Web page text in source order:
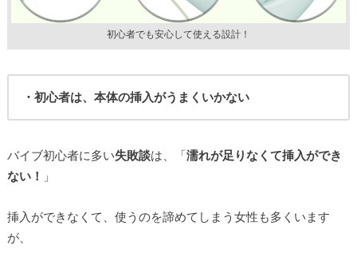
初心者でも安心して使える設計！
・初心者は、本体の挿入がうまくいかない
バイブ初心者に多い失敗談は、「濡れが足りなくて挿入ができ
ない！
」
挿入ができなくて、使うのを諦めてしまう女性も多くいます
が、